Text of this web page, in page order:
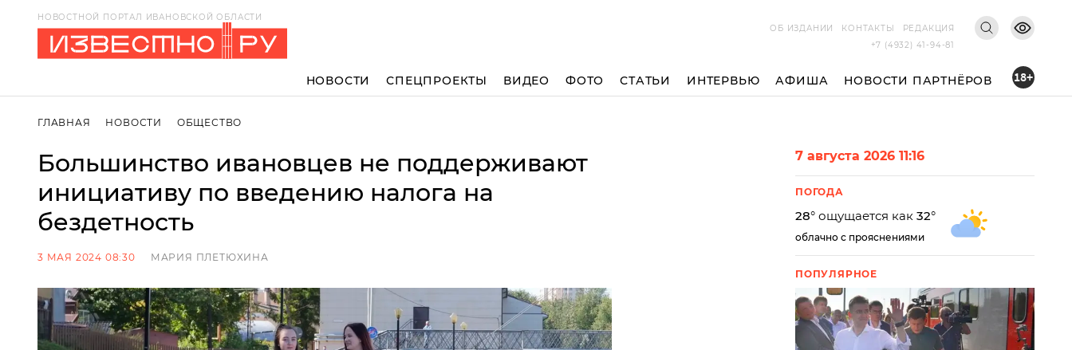
НОВОСТНОЙ ПОРТАЛ ИВАНОВСКОЙ ОБЛАСТИ
ОБ ИЗДАНИИ
КОНТАКТЫ
РЕДАКЦИЯ
+7 (4932) 41-94-81
НОВОСТИ СПЕЦПРОЕКТЫ ВИДЕО ФОТО СТАТЬИ ИНТЕРВЬЮ АФИША НОВОСТИ ПАРТНЁРОВ 18+
ГЛАВНАЯ НОВОСТИ ОБЩЕСТВО
Большинство ивановцев не поддерживают
инициативу по введению налога на
бездетность
3 МАЯ 2024 08:30 МАРИЯ ПЛЕТЮХИНА
7 августа 2026 11:16
ПОГОДА
28° ощущается как 32°
облачно с прояснениями
ПОПУЛЯРНОЕ